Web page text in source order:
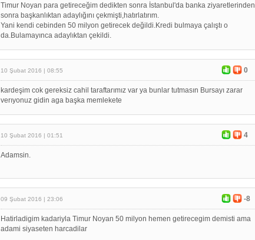
Timur Noyan para getireceğim dedikten sonra İstanbul'da banka ziyaretlerinden
sonra başkanlıktan adaylığını çekmişti,hatırlatırım.
Yani kendi cebinden 50 milyon getirecek değildi.Kredi bulmaya çalıştı o
da.Bulamayınca adaylıktan çekildi.
10 Şubat 2016 | 08:55 0
kardeşim cok gereksiz cahil taraftarımız var ya bunlar tutmasın Bursayı zarar
verıyonuz gidin aga başka memlekete
10 Şubat 2016 | 01:51 4
Adamsin.
09 Şubat 2016 | 23:06 -8
Hatirladigim kadariyla Timur Noyan 50 milyon hemen getirecegim demisti ama
adami siyaseten harcadilar